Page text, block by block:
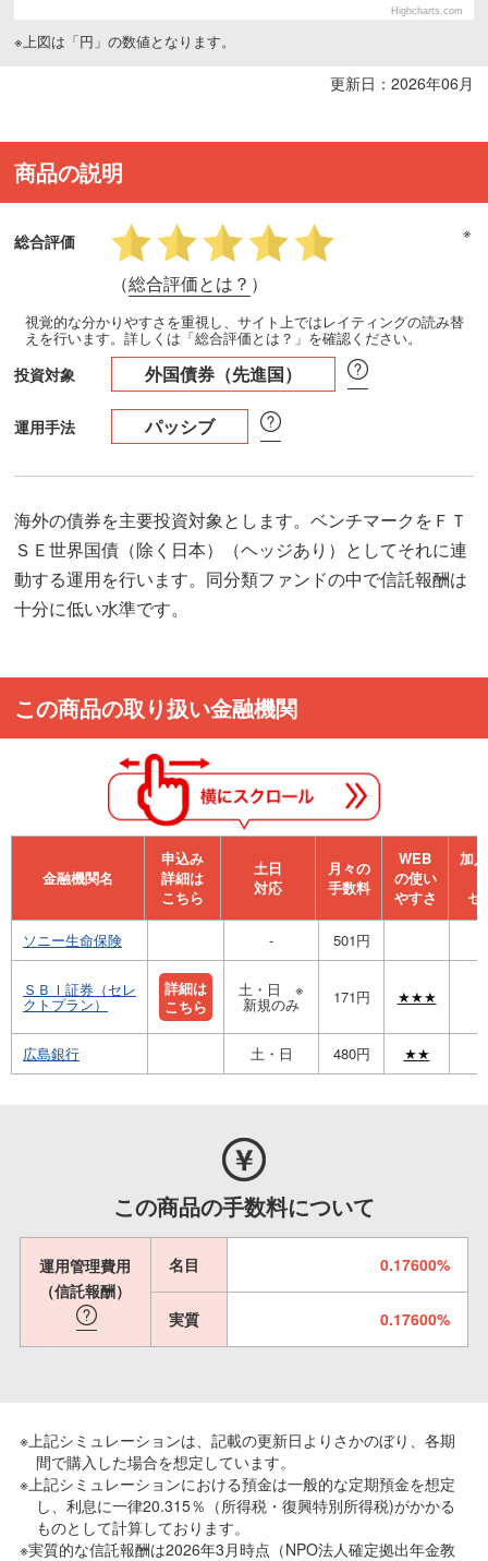
Highcharts.com
※上図は「円」の数値となります。
更新日：2026年06月
商品の説明
総合評価
（総合評価とは？ ）
※
視覚的な分かりやすさを重視し、サイト上ではレイティングの読み替
えを行います。詳しくは「総合評価とは？」を確認ください。
投資対象 外国債券（先進国）
運用手法 パッシブ
海外の債券を主要投資対象とします。ベンチマークをＦＴ
ＳＥ世界国債（除く日本）（ヘッジあり）としてそれに連
動する運用を行います。同分類ファンドの中で信託報酬は
十分に低い水準です。
この商品の取り扱い金融機関
金融機関名
申込み
詳細は
こちら
⼟⽇
対応
月々の
手数料
WEB
の使い
やすさ
加
セ
ソニー生命保険 - 501円
ＳＢＩ証券（セレ
クトプラン）
詳細は
こちら
土・日 ※
新規のみ 171円 ★★★
広島銀行 土・日 480円 ★★
この商品の手数料について
運用管理費用
（信託報酬）
名目 0.17600%
実質 0.17600%
※上記シミュレーションは、記載の更新日よりさかのぼり、各期
間で購入した場合を想定しています。
※上記シミュレーションにおける預金は一般的な定期預金を想定
し、利息に一律20.315％（所得税・復興特別所得税)がかかる
ものとして計算しております。
※実質的な信託報酬は2026年3月時点（NPO法人確定拠出年金教